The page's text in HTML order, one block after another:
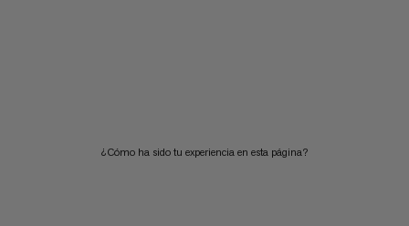
¿Cómo ha sido tu experiencia en esta página?